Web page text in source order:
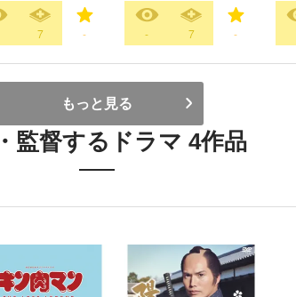
7 - - 7 -
もっと見る
監督するドラマ 4作品